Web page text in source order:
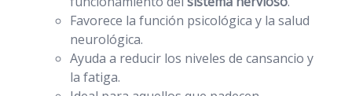
Favorece la función psicológica y la salud
neurológica.
Ayuda a reducir los niveles de cansancio y
la fatiga.